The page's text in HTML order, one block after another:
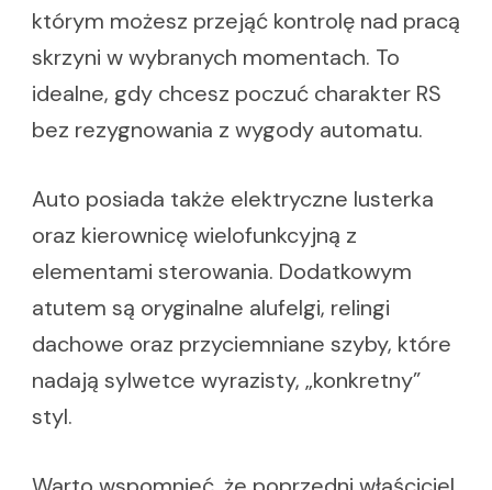
którym możesz przejąć kontrolę nad pracą
skrzyni w wybranych momentach. To
idealne, gdy chcesz poczuć charakter RS
bez rezygnowania z wygody automatu.
Auto posiada także elektryczne lusterka
oraz kierownicę wielofunkcyjną z
elementami sterowania. Dodatkowym
atutem są oryginalne alufelgi, relingi
dachowe oraz przyciemniane szyby, które
nadają sylwetce wyrazisty, „konkretny”
styl.